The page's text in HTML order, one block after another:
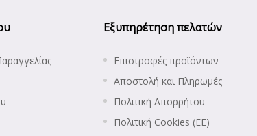
Εξυπηρέτηση πελατών
Επιστροφές προϊόντων
Αποστολή και Πληρωμές
Πολιτική Απορρήτου
Πολιτική Cookies (ΕΕ)